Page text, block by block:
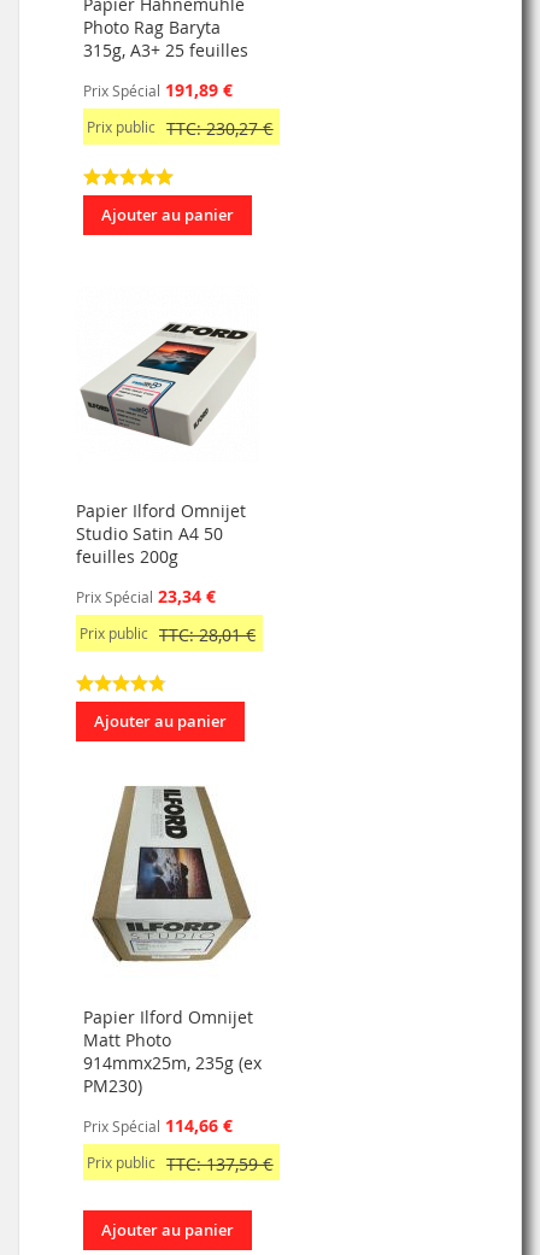
Photo Rag Baryta
315g, A3+ 25 feuilles
Prix Spécial 191,89 €
Prix public TTC: 230,27 €
Ajouter au panier
Papier Ilford Omnijet
Studio Satin A4 50
feuilles 200g
Prix Spécial 23,34 €
Prix public TTC: 28,01 €
Ajouter au panier
Papier Ilford Omnijet
Matt Photo
914mmx25m, 235g (ex
PM230)
Prix Spécial 114,66 €
Prix public TTC: 137,59 €
Ajouter au panier